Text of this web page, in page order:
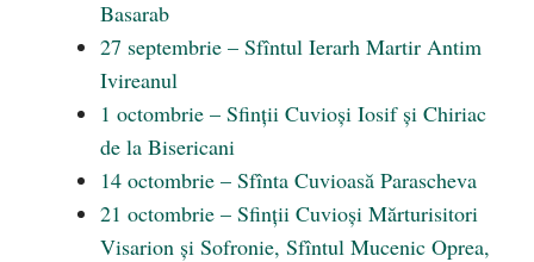
Basarab
27 septembrie – Sfîntul Ierarh Martir Antim
Ivireanul
1 octombrie – Sfinții Cuvioși Iosif și Chiriac
de la Bisericani
14 octombrie – Sfînta Cuvioasă Parascheva
21 octombrie – Sfinții Cuvioși Mărturisitori
Visarion și Sofronie, Sfîntul Mucenic Oprea,